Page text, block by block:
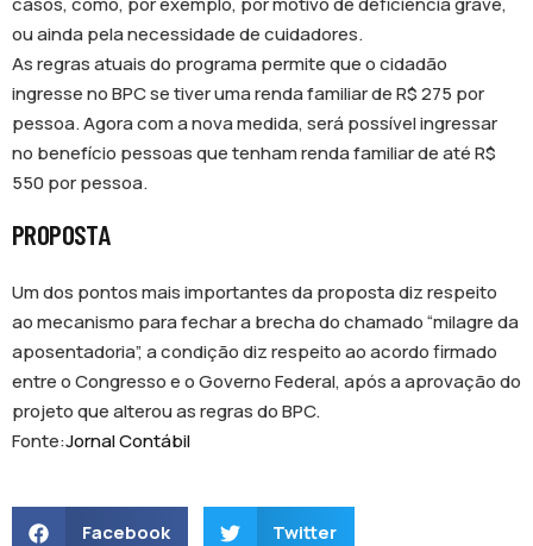
ou ainda pela necessidade de cuidadores.
As regras atuais do programa permite que o cidadão
ingresse no BPC se tiver uma renda familiar de R$ 275 por
pessoa. Agora com a nova medida, será possível ingressar
no benefício pessoas que tenham renda familiar de até R$
550 por pessoa.
PROPOSTA
Um dos pontos mais importantes da proposta diz respeito
ao mecanismo para fechar a brecha do chamado “milagre da
aposentadoria”, a condição diz respeito ao acordo firmado
entre o Congresso e o Governo Federal, após a aprovação do
projeto que alterou as regras do BPC.
Fonte:Jornal Contábil
Facebook Twitter